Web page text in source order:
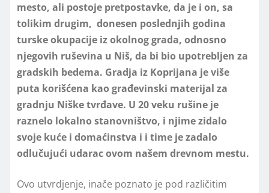
mesto, ali postoje pretpostavke, da je i on, sa
tolikim drugim, donesen poslednjih godina
turske okupacije iz okolnog grada, odnosno
njegovih ruševina u Niš, da bi bio upotrebljen za
gradskih bedema. Gradja iz Koprijana je više
puta korišćena kao građevinski materijal za
gradnju Niške tvrđave. U 20 veku rušine je
raznelo lokalno stanovništvo, i njime zidalo
svoje kuće i domaćinstva i i time je zadalo
odlučujući udarac ovom našem drevnom mestu.
Ovo utvrdjenje, inače poznato je pod različitim